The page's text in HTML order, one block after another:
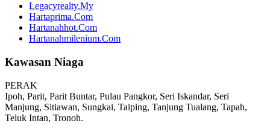
Legacyrealty.My
Hartaprima.Com
Hartanahhot.Com
Hartanahmilenium.Com
Kawasan Niaga
PERAK
Ipoh, Parit, Parit Buntar, Pulau Pangkor, Seri Iskandar, Seri
Manjung, Sitiawan, Sungkai, Taiping, Tanjung Tualang, Tapah,
Teluk Intan, Tronoh.